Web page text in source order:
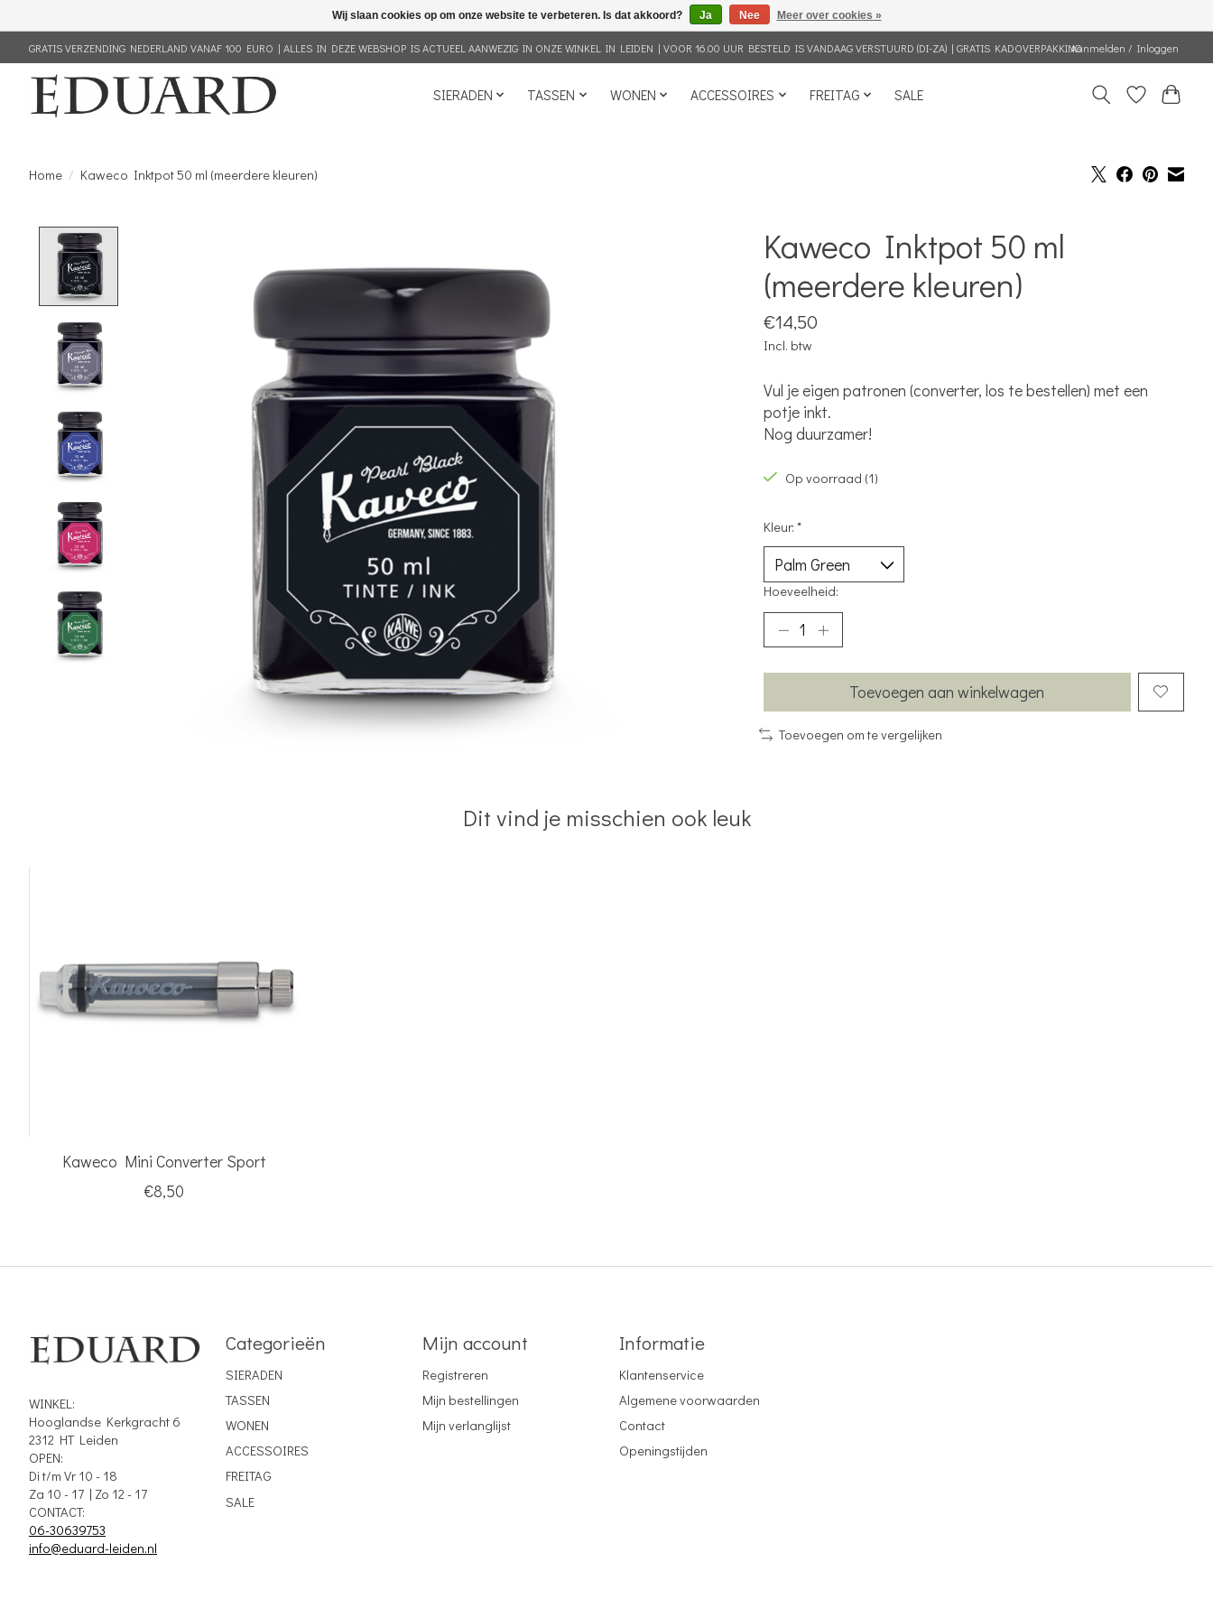
GRATIS VERZENDING NEDERLAND VANAF 100 EURO | ALLES IN DEZE WEBSHOP IS ACTUEEL AANWEZIG IN ONZE WINKEL IN LEIDEN | VOOR 16.00 UUR BESTELD IS VANDAAG VERSTUURD (DI-ZA) | GRATIS KADOVERPAKKINGAanmelden / Inloggen
SIERADEN TASSEN WONEN ACCESSOIRES FREITAG SALE
Home / Kaweco Inktpot 50 ml (meerdere kleuren)
Kaweco Inktpot 50 ml
(meerdere kleuren)
€14,50
Incl. btw
Vul je eigen patronen (converter, los te bestellen) met een
potje inkt.
Nog duurzamer!
Op voorraad (1)
Kleur: *
Hoeveelheid:
Toevoegen aan winkelwagen
Toevoegen om te vergelijken
Dit vind je misschien ook leuk
Kaweco Mini Converter Sport
€8,50
WINKEL:
Hooglandse Kerkgracht 6
2312 HT Leiden
OPEN:
Di t/m Vr 10 - 18
Za 10 - 17 | Zo 12 - 17
CONTACT:
06-30639753
info@eduard-leiden.nl
Categorieën
SIERADEN
TASSEN
WONEN
ACCESSOIRES
FREITAG
SALE
Mijn account
Registreren
Mijn bestellingen
Mijn verlanglijst
Informatie
Klantenservice
Algemene voorwaarden
Contact
Openingstijden
Wij slaan cookies op om onze website te verbeteren. Is dat akkoord? Ja Nee Meer over cookies »